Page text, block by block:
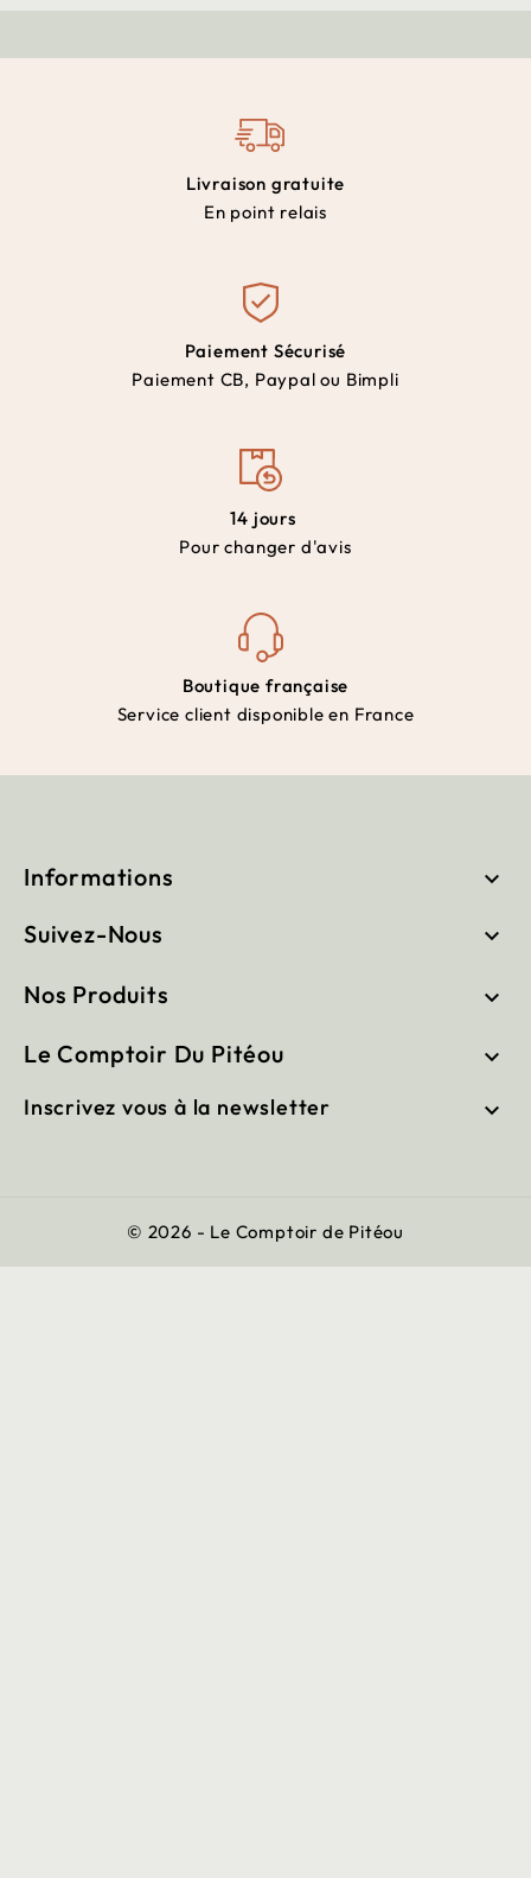
Livraison gratuite
En point relais
Paiement Sécurisé
Paiement CB, Paypal ou Bimpli
14 jours
Pour changer d'avis
Boutique française
Service client disponible en France
Informations 
Suivez-Nous 
Nos Produits 
Le Comptoir Du Pitéou 
Inscrivez vous à la newsletter 
© 2026 - Le Comptoir de Pitéou